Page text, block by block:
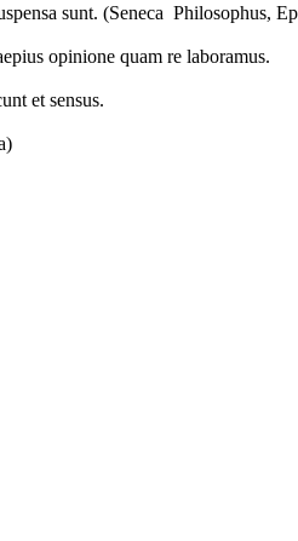
sunt. (Seneca Philosophus,
opinione quam re laboramus.
et sensus.